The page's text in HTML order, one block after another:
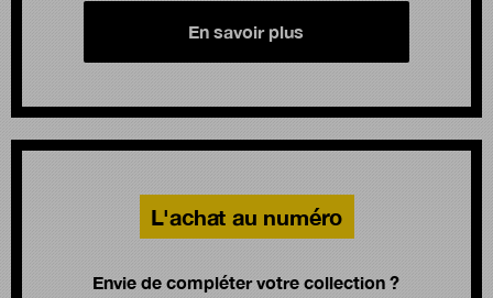
En savoir plus
L'achat au numéro
Envie de compléter votre collection ?